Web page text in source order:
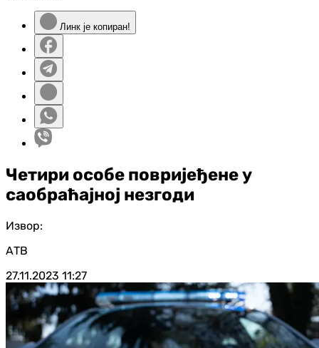
Линк је копиран!
Четири особе повријеђене у
саобраћајној незгоди
Извор:
АТВ
27.11.2023 11:27